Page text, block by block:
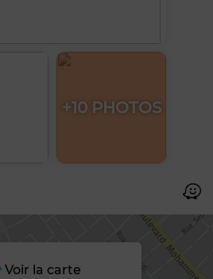
+10 PHOTOS
Voir la carte